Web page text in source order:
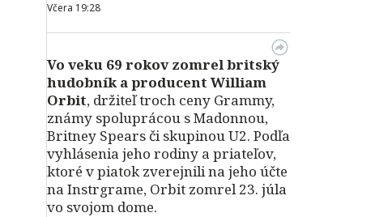
Včera 19:28
Vo veku 69 rokov zomrel britský
hudobník a producent William
Orbit, držiteľ troch ceny Grammy,
známy spoluprácou s Madonnou,
Britney Spears či skupinou U2. Podľa
vyhlásenia jeho rodiny a priateľov,
ktoré v piatok zverejnili na jeho účte
na Instrgrame, Orbit zomrel 23. júla
vo svojom dome.